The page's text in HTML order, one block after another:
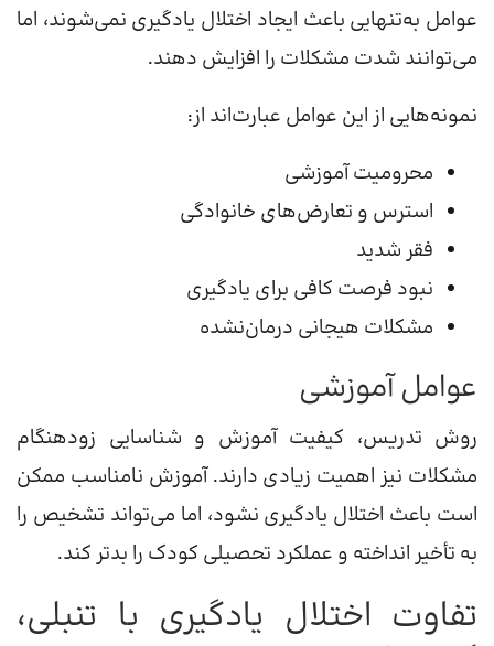
عوامل به‌تنهایی باعث ایجاد اختلال یادگیری نمی‌شوند، اما
می‌توانند شدت مشکلات را افزایش دهند.
نمونه‌هایی از این عوامل عبارت‌اند از:
محرومیت آموزشی
استرس و تعارض‌های خانوادگی
فقر شدید
نبود فرصت کافی برای یادگیری
مشکلات هیجانی درمان‌نشده
عوامل آموزشی
روش تدریس، کیفیت آموزش و شناسایی زودهنگام
مشکلات نیز اهمیت زیادی دارند. آموزش نامناسب ممکن
است باعث اختلال یادگیری نشود، اما می‌تواند تشخیص را
به تأخیر انداخته و عملکرد تحصیلی کودک را بدتر کند.
تفاوت اختلال یادگیری با تنبلی،